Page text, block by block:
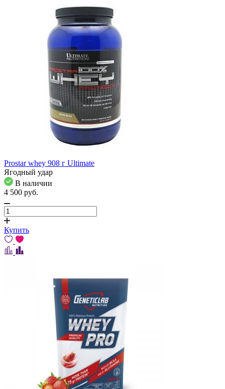
Prostar whey 908 г Ultimate
Ягодный удар
В наличии
4 500 pуб.
Купить